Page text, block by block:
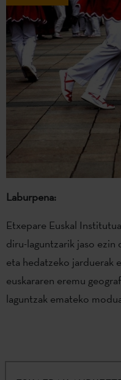
Laburpena:
Etxepare Euskal
diru-laguntzarik jaso ezin
eta hedatzeko jarduerak
euskararen eremu
laguntzak emateko